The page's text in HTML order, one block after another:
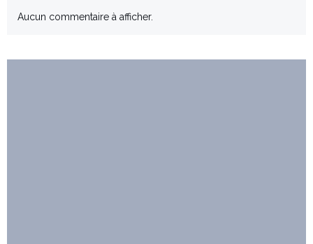
Aucun commentaire à afficher.